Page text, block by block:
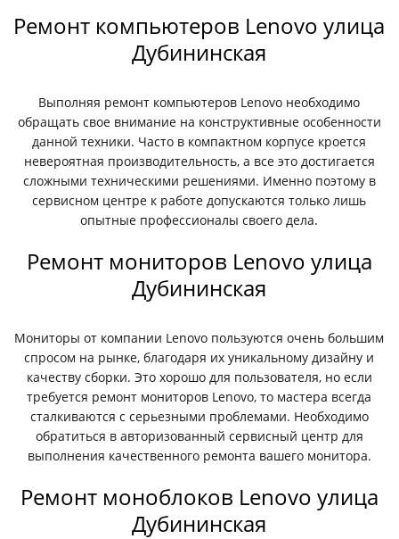
Ремонт компьютеров Lenovo улица
Дубининская
Выполняя ремонт компьютеров Lenovo необходимо
обращать свое внимание на конструктивные особенности
данной техники. Часто в компактном корпусе кроется
невероятная производительность, а все это достигается
сложными техническими решениями. Именно поэтому в
сервисном центре к работе допускаются только лишь
опытные профессионалы своего дела.
Ремонт мониторов Lenovo улица
Дубининская
Мониторы от компании Lenovo пользуются очень большим
спросом на рынке, благодаря их уникальному дизайну и
качеству сборки. Это хорошо для пользователя, но если
требуется ремонт мониторов Lenovo, то мастера всегда
сталкиваются с серьезными проблемами. Необходимо
обратиться в авторизованный сервисный центр для
выполнения качественного ремонта вашего монитора.
Ремонт моноблоков Lenovo улица
Дубининская